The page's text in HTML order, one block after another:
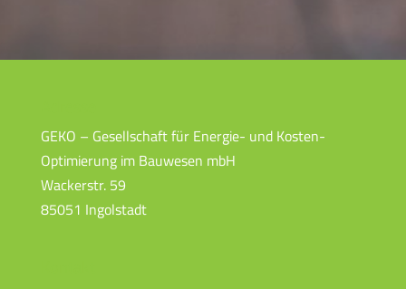
GEKO – Gesellschaft für Energie- und Kosten-
Optimierung im Bauwesen mbH
Wackerstr. 59
85051 Ingolstadt